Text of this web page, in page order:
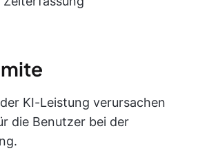
KI-Leistung verursachen
die Benutzer bei der